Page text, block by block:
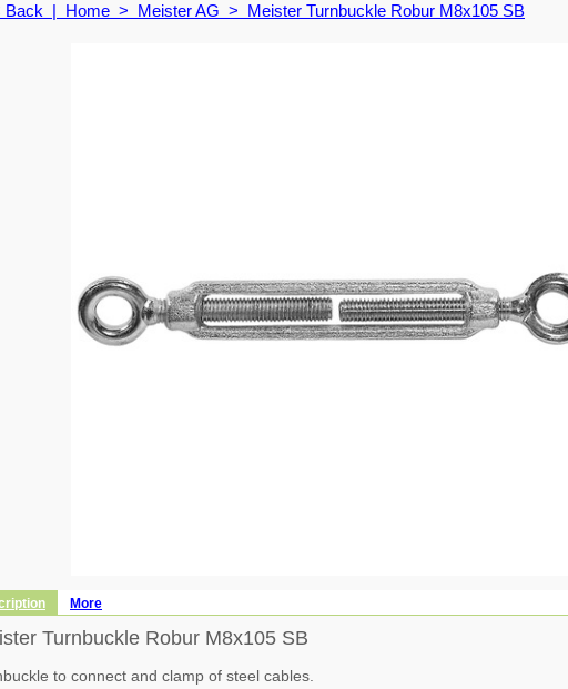
Back | Home > Meister AG > Meister Turnbuckle Robur M8x105 SB
More
Turnbuckle Robur M8x105 SB
to connect and clamp of steel cables.